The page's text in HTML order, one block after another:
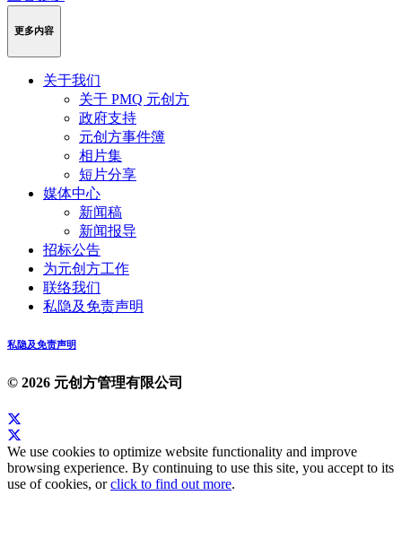
更多内容
关于我们
关于 PMQ 元创方
政府支持
元创方事件簿
相片集
短片分享
媒体中心
新闻稿
新闻报导
招标公告
为元创方工作
联络我们
私隐及免责声明
私隐及免责声明
© 2026 元创方管理有限公司
We use cookies to optimize website functionality and improve
browsing experience. By continuing to use this site, you accept to its
use of cookies, orclick to find out more.